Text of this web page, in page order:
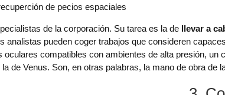
de pecios espaciales
de la corporación. Su tarea es la de llevar a
analistas pueden coger trabajos que consideren
compatibles con ambientes de alta presión,
de Venus. Son, en otras palabras, la mano de obra de